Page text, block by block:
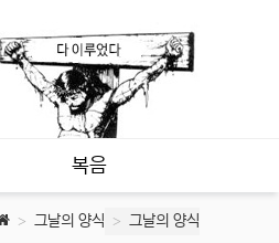
복음
그날의 양식 그날의 양식